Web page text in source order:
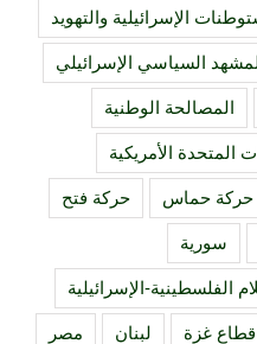
الإسرائيلية والتهويد
السياسي الإسرائيلي
المصالحة الوطنية
المتحدة الأمريكية
حركة حماس حركة فتح
سورية
الفلسطينية-الإسرائيلية
قطاع غزة لبنان مصر